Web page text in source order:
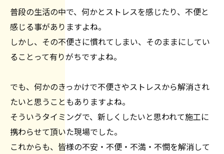
普段の生活の中で、何かとストレスを感じたり、不便と
感じる事がありますよね。
しかし、その不便さに慣れてしまい、そのままにしてい
ることって有りがちですよね。
でも、何かのきっかけで不便さやストレスから解消され
たいと思うこともありますよね。
そういうタイミングで、新しくしたいと思われて施工に
携わらせて頂いた現場でした。
これからも、皆様の不安・不便・不満・不憫を解消して